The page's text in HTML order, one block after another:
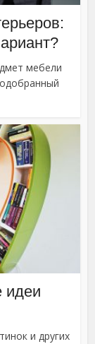
мебели
идеи
и других